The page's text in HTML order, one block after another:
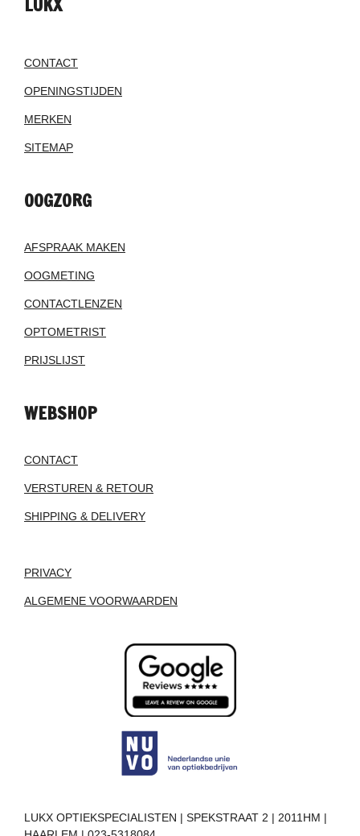
CONTACT
OPENINGSTIJDEN
MERKEN
SITEMAP
OOGZORG
AFSPRAAK MAKEN
OOGMETING
CONTACTLENZEN
OPTOMETRIST
PRIJSLIJST
WEBSHOP
CONTACT
VERSTUREN & RETOUR
SHIPPING & DELIVERY
PRIVACY
ALGEMENE VOORWAARDEN
LUKX OPTIEKSPECIALISTEN | SPEKSTRAAT 2 | 2011HM |